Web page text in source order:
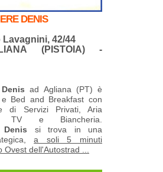
DENIS
42/44
(PISTOIA) -
ad Agliana (PT) è
e Bed and Breakfast con
di Servizi Privati, Aria
TV e Biancheria.
Denis si trova in una
a soli 5 minuti
Ovest dell'Autostrad ...